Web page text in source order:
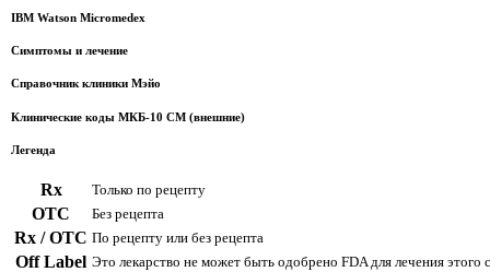
IBM Watson Micromedex
Симптомы и лечение
Справочник клиники Мэйо
Клинические коды МКБ-10 CM (внешние)
Легенда
Rx Только по рецепту
ОТС Без рецепта
Rx / OTC По рецепту или без рецепта
Off Label Это лекарство не может быть одобрено FDA для лечения этого